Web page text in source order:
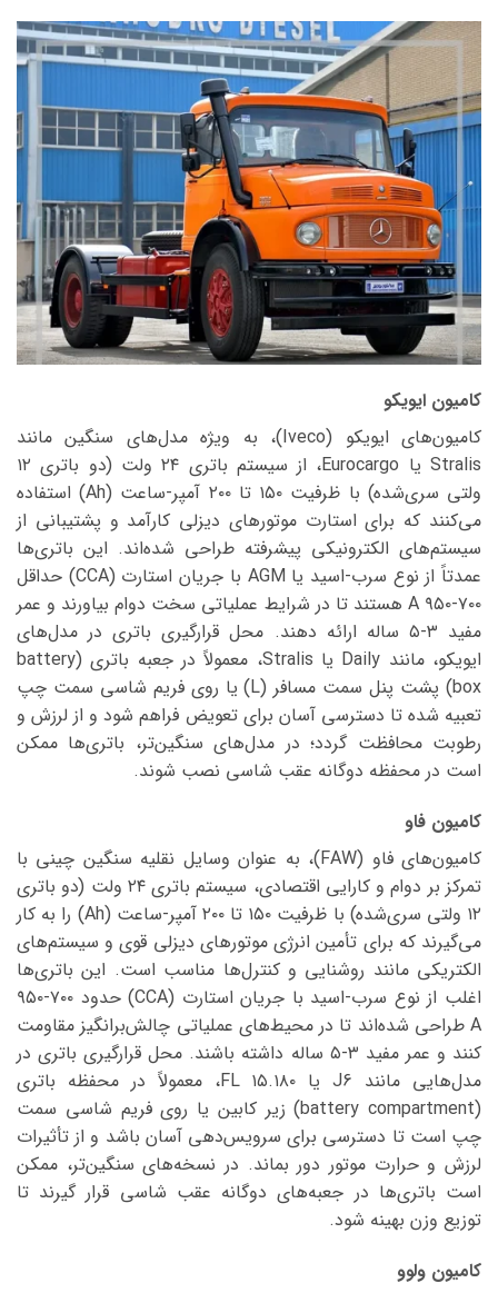
کامیون ایویکو
کامیون‌های ایویکو (Iveco)، به ویژه مدل‌های سنگین مانند
Stralis یا Eurocargo، از سیستم باتری ۲۴ ولت (دو باتری ۱۲
ولتی سری‌شده) با ظرفیت ۱۵۰ تا ۲۰۰ آمپر-ساعت (Ah) استفاده
می‌کنند که برای استارت موتورهای دیزلی کارآمد و پشتیبانی از
سیستم‌های الکترونیکی پیشرفته طراحی شده‌اند. این باتری‌ها
عمدتاً از نوع سرب-اسید یا AGM با جریان استارت (CCA) حداقل
۷۰۰-۹۵۰ A هستند تا در شرایط عملیاتی سخت دوام بیاورند و عمر
مفید ۳-۵ ساله ارائه دهند. محل قرارگیری باتری در مدل‌های
ایویکو، مانند Daily یا Stralis، معمولاً در جعبه باتری (battery
box) پشت پنل سمت مسافر (L) یا روی فریم شاسی سمت چپ
تعبیه شده تا دسترسی آسان برای تعویض فراهم شود و از لرزش و
رطوبت محافظت گردد؛ در مدل‌های سنگین‌تر، باتری‌ها ممکن
است در محفظه دوگانه عقب شاسی نصب شوند.
کامیون فاو
کامیون‌های فاو (FAW)، به عنوان وسایل نقلیه سنگین چینی با
تمرکز بر دوام و کارایی اقتصادی، سیستم باتری ۲۴ ولت (دو باتری
۱۲ ولتی سری‌شده) با ظرفیت ۱۵۰ تا ۲۰۰ آمپر-ساعت (Ah) را به کار
می‌گیرند که برای تأمین انرژی موتورهای دیزلی قوی و سیستم‌های
الکتریکی مانند روشنایی و کنترل‌ها مناسب است. این باتری‌ها
اغلب از نوع سرب-اسید با جریان استارت (CCA) حدود ۷۰۰-۹۵۰
A طراحی شده‌اند تا در محیط‌های عملیاتی چالش‌برانگیز مقاومت
کنند و عمر مفید ۳-۵ ساله داشته باشند. محل قرارگیری باتری در
مدل‌هایی مانند J6 یا ۱۵.۱۸۰ FL، معمولاً در محفظه باتری
(battery compartment) زیر کابین یا روی فریم شاسی سمت
چپ است تا دسترسی برای سرویس‌دهی آسان باشد و از تأثیرات
لرزش و حرارت موتور دور بماند. در نسخه‌های سنگین‌تر، ممکن
است باتری‌ها در جعبه‌های دوگانه عقب شاسی قرار گیرند تا
توزیع وزن بهینه شود.
کامیون ولوو